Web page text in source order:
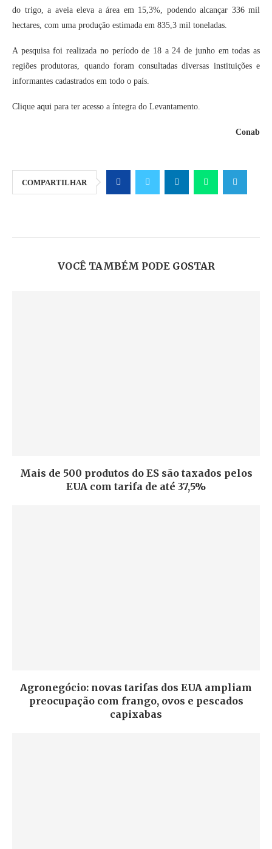
do trigo, a aveia eleva a área em 15,3%, podendo alcançar 336 mil
hectares, com uma produção estimada em 835,3 mil toneladas.
A pesquisa foi realizada no período de 18 a 24 de junho em todas as
regiões produtoras, quando foram consultadas diversas instituições e
informantes cadastrados em todo o país.
Clique aqui para ter acesso a íntegra do Levantamento.
Conab
COMPARTILHAR
VOCÊ TAMBÉM PODE GOSTAR
Mais de 500 produtos do ES são taxados pelos
EUA com tarifa de até 37,5%
Agronegócio: novas tarifas dos EUA ampliam
preocupação com frango, ovos e pescados
capixabas